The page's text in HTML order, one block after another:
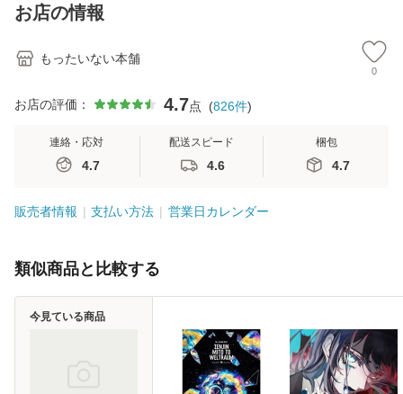
お店の情報
もったいない本舗
0
お店の評価： 4.7点 (826件)
連絡・応対
4.7
配送スピード
4.6
梱包
4.7
販売者情報 支払い方法 営業日カレンダー
類似商品と比較する
今見ている商品